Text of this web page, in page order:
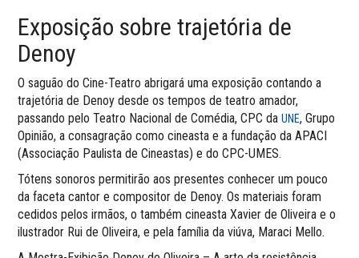
Exposição sobre trajetória de
Denoy
O saguão do Cine-Teatro abrigará uma exposição contando a
trajetória de Denoy desde os tempos de teatro amador,
passando pelo Teatro Nacional de Comédia, CPC daUNE, Grupo
Opinião, a consagração como cineasta e a fundação da APACI
(Associação Paulista de Cineastas) e do CPC-UMES.
Tótens sonoros permitirão aos presentes conhecer um pouco
da faceta cantor e compositor de Denoy. Os materiais foram
cedidos pelos irmãos, o também cineasta Xavier de Oliveira e o
ilustrador Rui de Oliveira, e pela família da viúva, Maraci Mello.